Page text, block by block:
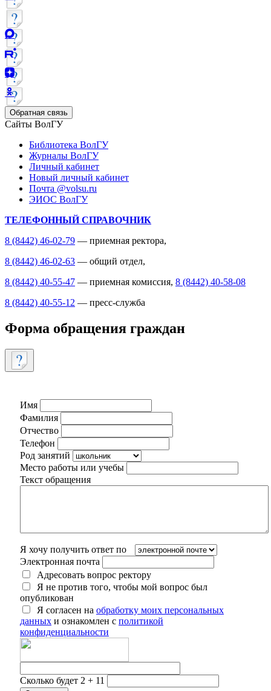
Обратная связь
Сайты ВолГУ
Библиотека ВолГУ
Журналы ВолГУ
Личный кабинет
Новый личный кабинет
Почта @volsu.ru
ЭИОС ВолГУ
ТЕЛЕФОННЫЙ СПРАВОЧНИК
8 (8442) 46-02-79 — приемная ректора,
8 (8442) 46-02-63 — общий отдел,
8 (8442) 40-55-47 — приемная комиссия, 8 (8442) 40-58-08
8 (8442) 40-55-12 — пресс-служба
Форма обращения граждан
Имя
Фамилия
Отчество
Телефон
Род занятий
Место работы или учебы
Текст обращения
Я хочу получить ответ по
Электронная почта
Адресовать вопрос ректору
Я не против того, чтобы мой вопрос был
опубликован
Я согласен на обработку моих персональных
данных и ознакомлен с политикой
конфиденциальности
Сколько будет 2 + 11